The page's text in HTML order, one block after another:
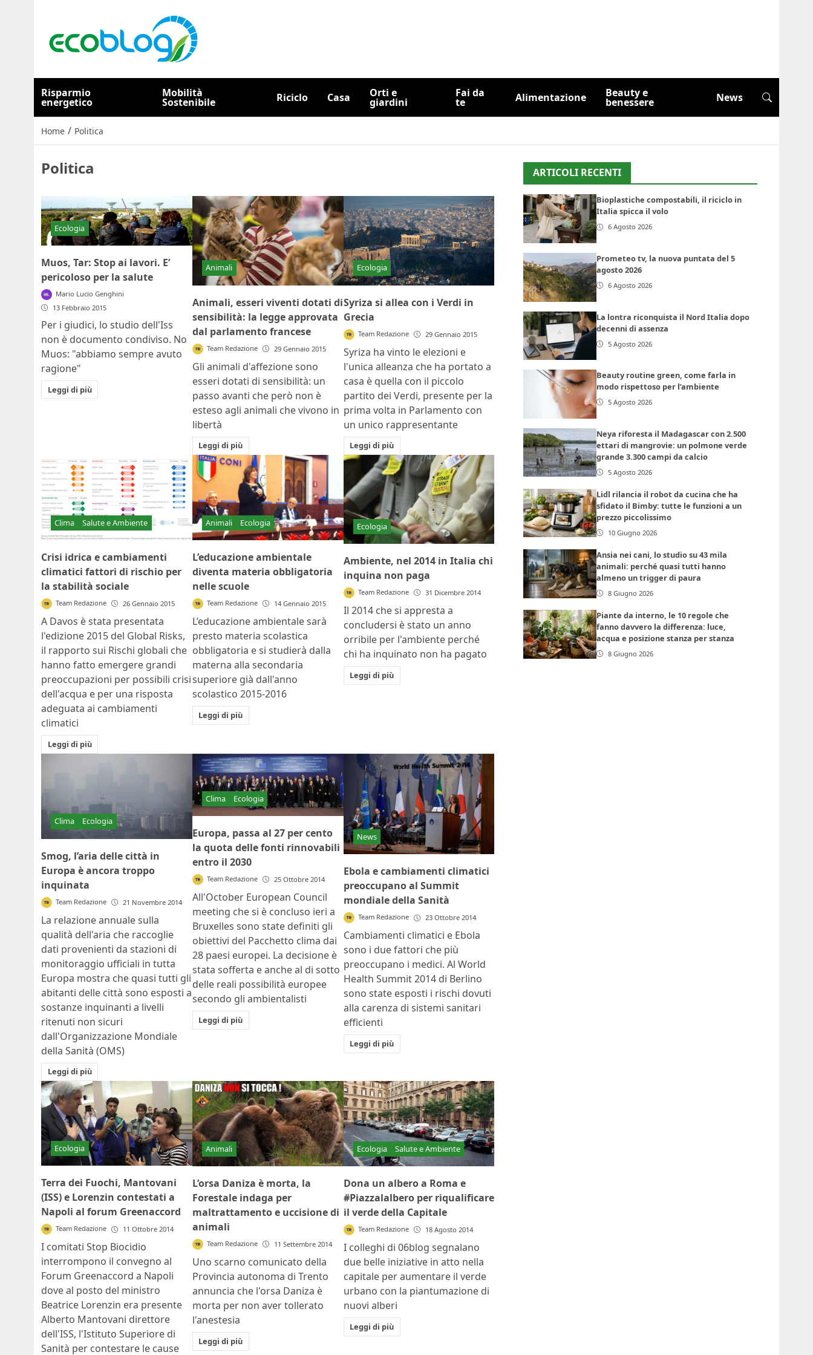
Risparmio
energetico
Mobilità
Sostenibile Riciclo Casa Orti e
giardini
Fai da
te Alimentazione Beauty e
benessere News
Home / Politica
Politica
Ecologia
Muos, Tar: Stop ai lavori. E’
pericoloso per la salute
Mario Lucio Genghini
13 Febbraio 2015
Per i giudici, lo studio dell'Iss
non è documento condiviso. No
Muos: "abbiamo sempre avuto
ragione"
Leggi di più
Animali
Animali, esseri viventi dotati di
sensibilità: la legge approvata
dal parlamento francese
Team Redazione 29 Gennaio 2015
Gli animali d'affezione sono
esseri dotati di sensibilità: un
passo avanti che però non è
esteso agli animali che vivono in
libertà
Leggi di più
Ecologia
Syriza si allea con i Verdi in
Grecia
Team Redazione 29 Gennaio 2015
Syriza ha vinto le elezioni e
l'unica alleanza che ha portato a
casa è quella con il piccolo
partito dei Verdi, presente per la
prima volta in Parlamento con
un unico rappresentante
Leggi di più
Clima Salute e Ambiente
Crisi idrica e cambiamenti
climatici fattori di rischio per
la stabilità sociale
Team Redazione 26 Gennaio 2015
A Davos è stata presentata
l'edizione 2015 del Global Risks,
il rapporto sui Rischi globali che
hanno fatto emergere grandi
preoccupazioni per possibili crisi
dell'acqua e per una risposta
adeguata ai cambiamenti
climatici
Leggi di più
Animali Ecologia
L’educazione ambientale
diventa materia obbligatoria
nelle scuole
Team Redazione 14 Gennaio 2015
L’educazione ambientale sarà
presto materia scolastica
obbligatoria e si studierà dalla
materna alla secondaria
superiore già dall'anno
scolastico 2015-2016
Leggi di più
Ecologia
Ambiente, nel 2014 in Italia chi
inquina non paga
Team Redazione 31 Dicembre 2014
Il 2014 che si appresta a
concludersi è stato un anno
orribile per l'ambiente perché
chi ha inquinato non ha pagato
Leggi di più
Clima Ecologia
Smog, l’aria delle città in
Europa è ancora troppo
inquinata
Team Redazione 21 Novembre 2014
La relazione annuale sulla
qualità dell'aria che raccoglie
dati provenienti da stazioni di
monitoraggio ufficiali in tutta
Europa mostra che quasi tutti gli
abitanti delle città sono esposti a
sostanze inquinanti a livelli
ritenuti non sicuri
dall'Organizzazione Mondiale
della Sanità (OMS)
Leggi di più
Clima Ecologia
Europa, passa al 27 per cento
la quota delle fonti rinnovabili
entro il 2030
Team Redazione 25 Ottobre 2014
All'October European Council
meeting che si è concluso ieri a
Bruxelles sono state definiti gli
obiettivi del Pacchetto clima dai
28 paesi europei. La decisione è
stata sofferta e anche al di sotto
delle reali possibilità europee
secondo gli ambientalisti
Leggi di più
News
Ebola e cambiamenti climatici
preoccupano al Summit
mondiale della Sanità
Team Redazione 23 Ottobre 2014
Cambiamenti climatici e Ebola
sono i due fattori che più
preoccupano i medici. Al World
Health Summit 2014 di Berlino
sono state esposti i rischi dovuti
alla carenza di sistemi sanitari
efficienti
Leggi di più
Ecologia
Terra dei Fuochi, Mantovani
(ISS) e Lorenzin contestati a
Napoli al forum Greenaccord
Team Redazione 11 Ottobre 2014
I comitati Stop Biocidio
interrompono il convegno al
Forum Greenaccord a Napoli
dove al posto del ministro
Beatrice Lorenzin era presente
Alberto Mantovani direttore
dell'ISS, l'Istituto Superiore di
Sanità per contestare le cause
Animali
L’orsa Daniza è morta, la
Forestale indaga per
maltrattamento e uccisione di
animali
Team Redazione 11 Settembre 2014
Uno scarno comunicato della
Provincia autonoma di Trento
annuncia che l'orsa Daniza è
morta per non aver tollerato
l'anestesia
Leggi di più
Ecologia Salute e Ambiente
Dona un albero a Roma e
#Piazzalalbero per riqualificare
il verde della Capitale
Team Redazione 18 Agosto 2014
I colleghi di 06blog segnalano
due belle iniziative in atto nella
capitale per aumentare il verde
urbano con la piantumazione di
nuovi alberi
Leggi di più
ARTICOLI RECENTI
Bioplastiche compostabili, il riciclo in
Italia spicca il volo
6 Agosto 2026
Prometeo tv, la nuova puntata del 5
agosto 2026
6 Agosto 2026
La lontra riconquista il Nord Italia dopo
decenni di assenza
5 Agosto 2026
Beauty routine green, come farla in
modo rispettoso per l’ambiente
5 Agosto 2026
Neya riforesta il Madagascar con 2.500
ettari di mangrovie: un polmone verde
grande 3.300 campi da calcio
5 Agosto 2026
Lidl rilancia il robot da cucina che ha
sfidato il Bimby: tutte le funzioni a un
prezzo piccolissimo
10 Giugno 2026
Ansia nei cani, lo studio su 43 mila
animali: perché quasi tutti hanno
almeno un trigger di paura
8 Giugno 2026
Piante da interno, le 10 regole che
fanno davvero la differenza: luce,
acqua e posizione stanza per stanza
8 Giugno 2026